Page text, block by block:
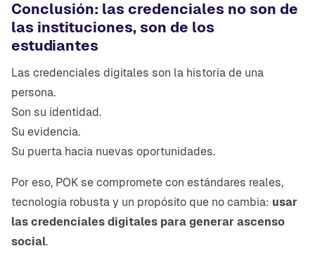
Conclusión: las credenciales no son de
las instituciones, son de los
estudiantes
Las credenciales digitales son la historia de una
persona.
Son su identidad.
Su evidencia.
Su puerta hacia nuevas oportunidades.
Por eso, POK se compromete con estándares reales,
tecnología robusta y un propósito que no cambia: usar
las credenciales digitales para generar ascenso
social.